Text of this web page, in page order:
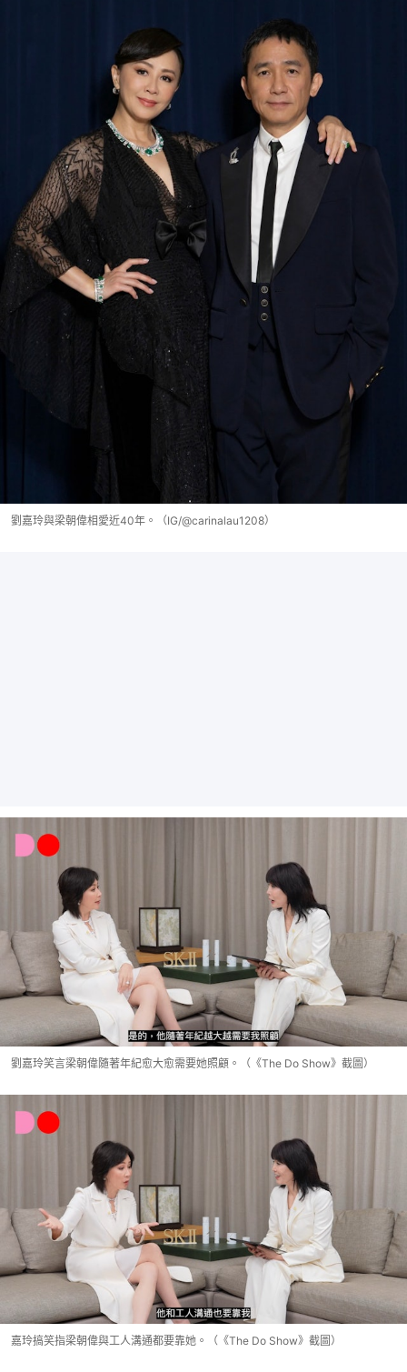
劉嘉玲與梁朝偉相愛近40年。（IG/@carinalau1208）
劉嘉玲笑言梁朝偉隨著年紀愈大愈需要她照顧。（《The Do Show》截圖）
嘉玲搞笑指梁朝偉與工人溝通都要靠她。（《The Do Show》截圖）